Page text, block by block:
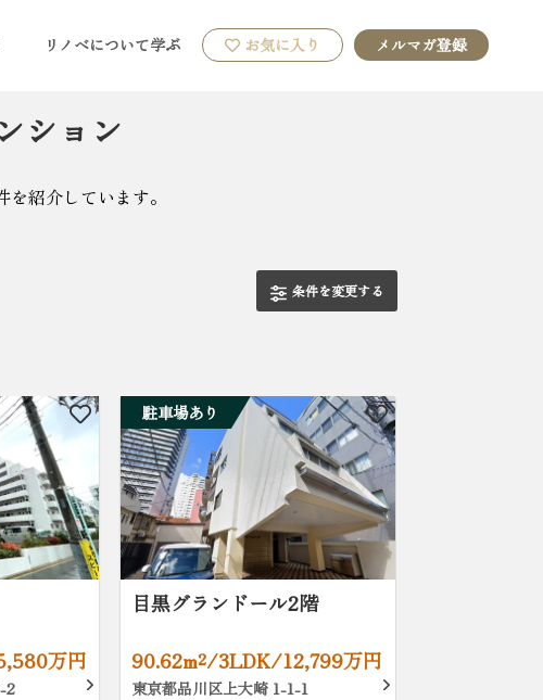
リノベについて学ぶ お気に入り メルマガ登録
ション
紹介しています。
条件を変更する
万円
2
駐車場あり
目黒グランドール2階
90.62m²/3LDK/12,799万円
東京都品川区上大崎 1-1-1